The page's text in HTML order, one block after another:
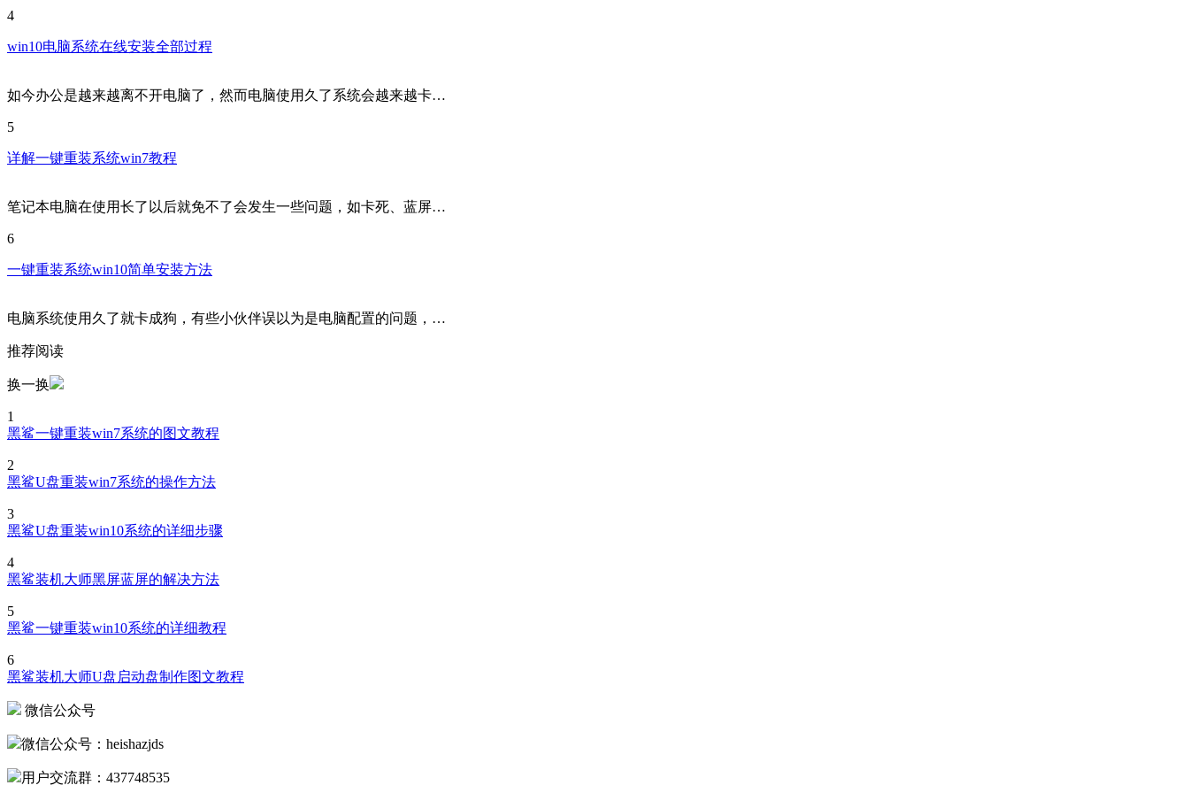
4
win10电脑系统在线安装全部过程
如今办公是越来越离不开电脑了，然而电脑使用久了系统会越来越卡…
5
详解一键重装系统win7教程
笔记本电脑在使用长了以后就免不了会发生一些问题，如卡死、蓝屏…
6
一键重装系统win10简单安装方法
电脑系统使用久了就卡成狗，有些小伙伴误以为是电脑配置的问题，…
推荐阅读
换一换
1
黑鲨一键重装win7系统的图文教程
2
黑鲨U盘重装win7系统的操作方法
3
黑鲨U盘重装win10系统的详细步骤
4
黑鲨装机大师黑屏蓝屏的解决方法
5
黑鲨一键重装win10系统的详细教程
6
黑鲨装机大师U盘启动盘制作图文教程
微信公众号
微信公众号：heishazjds
用户交流群：437748535